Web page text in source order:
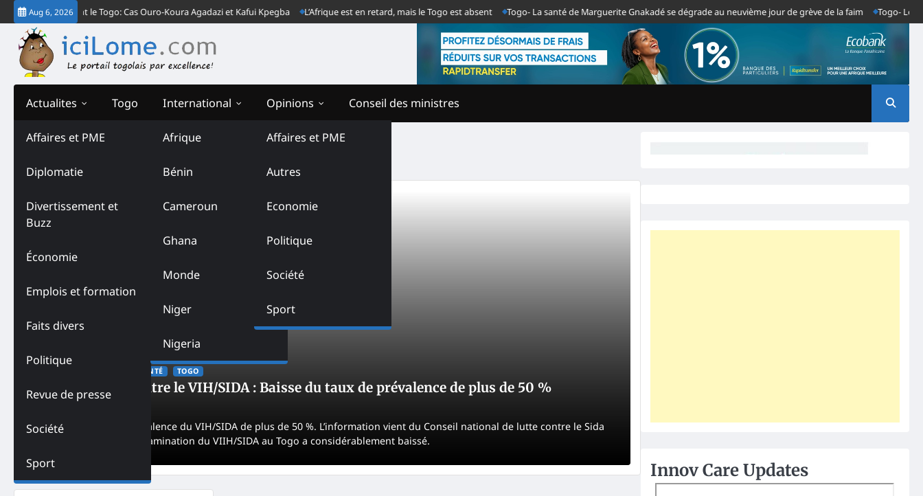
Skip
to
content
Aug 6, 2026
» Plombent le Togo: Cas Ouro-Koura Agadazi et Kafui Kpegba L’Afrique est en retard, mais le Togo est absent Togo- La santé de Marguerite Gnakadé se dégrade au neuvième jour de grève de la faim Togo- Les
Actualites
Affaires et PME
Diplomatie
Divertissement et
Buzz
Économie
Emplois et formation
Faits divers
Politique
Revue de presse
Société
Sport
Togo International
Afrique
Bénin
Cameroun
Ghana
Monde
Niger
Nigeria
Opinions
Affaires et PME
Autres
Economie
Politique
Société
Sport
Conseil des ministres
Tag:CNLS
SANTÉ TOGO
Togo – Lutte contre le VIH/SIDA : Baisse du taux de prévalence de plus de 50 %
Baisse du taux de prévalence du VIH/SIDA de plus de 50 %. L’information vient du Conseil national de lutte contre le Sida
(CNLS). Le taux de contamination du VIIH/SIDA au Togo a considérablement baissé.
Innov Care Updates